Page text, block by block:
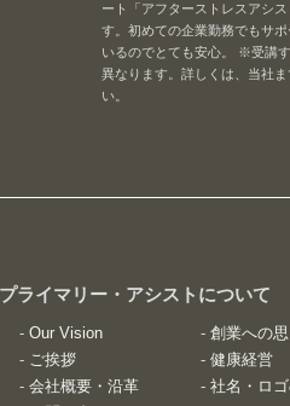
ート「アフターストレスアシ
す。初めての企業勤務でもサ
いるのでとても安心。 ※受講
異なります。詳しくは、当社
い。
ライマリー・アシストについて
- Our Vision
- ご挨拶
- 会社概要・沿革
- 創業への
- 健康経営
- 社名・ロ